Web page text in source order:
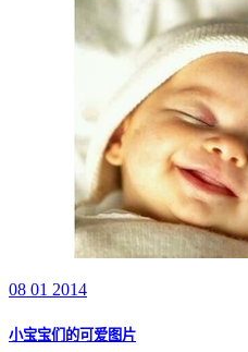
08 01 2014
小宝宝们的可爱图片